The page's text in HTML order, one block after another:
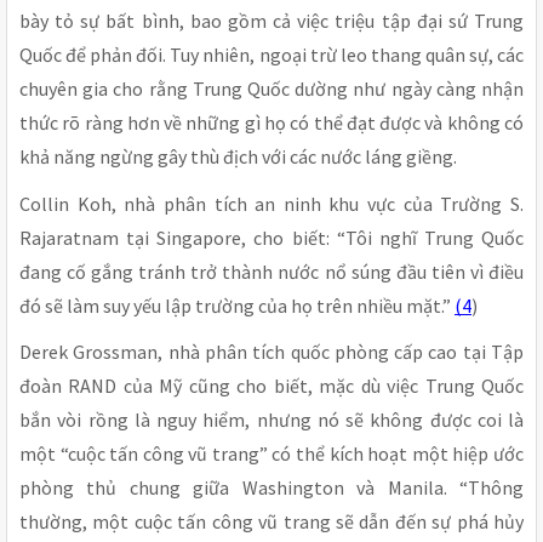
bày tỏ sự bất bình, bao gồm cả việc triệu tập đại sứ Trung
Quốc để phản đối. Tuy nhiên, ngoại trừ leo thang quân sự, các
chuyên gia cho rằng Trung Quốc dường như ngày càng nhận
thức rõ ràng hơn về những gì họ có thể đạt được và không có
khả năng ngừng gây thù địch với các nước láng giềng.
Collin Koh, nhà phân tích an ninh khu vực của Trường S.
Rajaratnam tại Singapore, cho biết: “Tôi nghĩ Trung Quốc
đang cố gắng tránh trở thành nước nổ súng đầu tiên vì điều
đó sẽ làm suy yếu lập trường của họ trên nhiều mặt.” (4)
Derek Grossman, nhà phân tích quốc phòng cấp cao tại Tập
đoàn RAND của Mỹ cũng cho biết, mặc dù việc Trung Quốc
bắn vòi rồng là nguy hiểm, nhưng nó sẽ không được coi là
một “cuộc tấn công vũ trang” có thể kích hoạt một hiệp ước
phòng thủ chung giữa Washington và Manila. “Thông
thường, một cuộc tấn công vũ trang sẽ dẫn đến sự phá hủy